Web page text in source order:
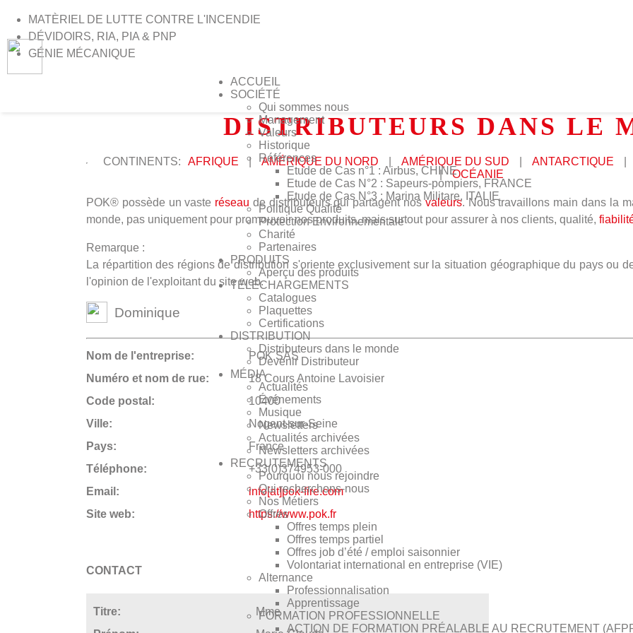
MATÈRIEL DE LUTTE CONTRE L'INCENDIE
DÉVIDOIRS, RIA, PIA & PNP
GÉNIE MÉCANIQUE
ACCUEIL
SOCIÉTÉ
Qui sommes nous
Management
Valeurs
Historique
Références
Etude de Cas n°1 : Airbus, CHINE
Etude de Cas N°2 : Sapeurs-pompiers, FRANCE
Etude de Cas N°3 : Marina Militare, ITALIE
Politique Qualité
Protection Environnementale
Charité
Partenaires
PRODUITS
Aperçu des produits
TÉLÉCHARGEMENTS
Catalogues
Plaquettes
Certifications
DISTRIBUTION
Distributeurs dans le monde
Devenir Distributeur
MÉDIA
Actualités
Événements
Musique
Newsletters
Actualités archivées
Newsletters archivées
RECRUTEMENTS
Pourquoi nous rejoindre
Qui recherchons-nous
Nos Métiers
Offres
Offres temps plein
Offres temps partiel
Offres job d’été / emploi saisonnier
Volontariat international en entreprise (VIE)
Alternance
Professionnalisation
Apprentissage
FORMATION PROFESSIONNELLE
ACTION DE FORMATION PRÉALABLE AU RECRUTEMENT
DISTRIBUTEURS DANS LE
CONTINENTS: AFRIQUE | AMÉRIQUE DU NORD AMÉRIQUE DU SUD ANTARCTIQUE
| OCÉANIE
POK® possède un vaste réseau de distributeurs qui partagent nosvaleurs. Nous travaillons main dans la
monde, pas uniquement pour promouvoir nos produits, mais surtout pour assurer à nos clients, qualité,
Remarque :
La répartition des régions de distribution s'oriente exclusivement sur la situation géographique du pays ou
l'opinion de l'exploitant du site web.
Dominique
Nom de l'entreprise:
POK SAS
Numéro et nom de rue:
18 Cours Antoine Lavoisier
Code postal:
10400
Ville:
Nogent-sur-Seine
Pays:
France
Téléphone:
+33(0)374953-000
Email:
info[at]pok-fire.com
Site web:
https://www.pok.fr
CONTACT
Titre:
Mme